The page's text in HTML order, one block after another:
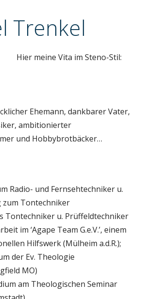
Trenkel
Hier meine Vita im Steno-Stil:
Ehemann, dankbarer Vater,
ambitionierter
und Hobbybrotbäcker…
Radio- und Fernsehtechniker u.
Tontechniker
Tontechniker u. Prüffeldtechniker
im ‘Agape Team G.e.V.’, einem
Hilfswerk (Mülheim a.d.R.);
der Ev. Theologie
MO)
am Theologischen Seminar